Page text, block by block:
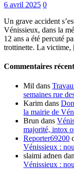
6 avril 2025 0
Un grave accident
Vénissieux, dans la
12 ans a été percuté
trottinette. La victime,
Commentaires
Mil dans
semaines rue
Karim dans
la mairie de
Brun dans
majorité, intox
Reporter69200
Vénissieux :
slaimi adnen
Vénissieux :